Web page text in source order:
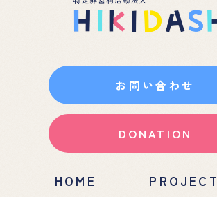
お問い合わせ
DONATION
HOME
PROJECT